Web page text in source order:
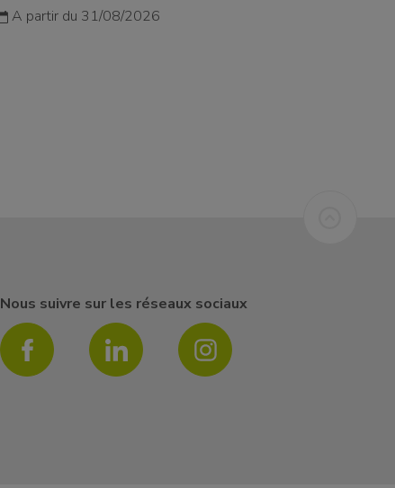
A partir du 31/08/2026
Nous suivre sur les réseaux sociaux